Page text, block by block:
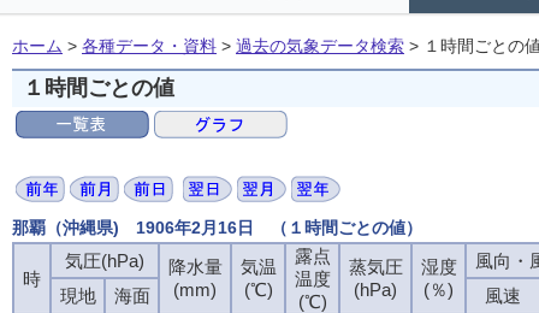
ホーム > 各種データ・資料 > 過去の気象データ検索 > １時間ごとの
１時間ごとの値
那覇（沖縄県) 1906年2月16日 （１時間ごとの値）
時
気圧(hPa)
降水量
(mm)
気温
(℃)
露点
温度
(℃)
蒸気圧
(hPa)
湿度
(％)
風向・
現地
海面
風速